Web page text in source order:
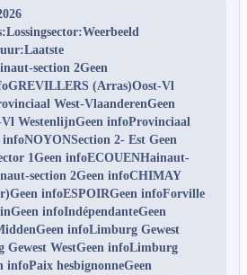
section 2Geen
(Arras)Oost-Vl
West-VlaanderenGeen
WestenlijnGeen infoProvinciaal
2- Est Geen
1Geen infoECOUENHainaut-
section 2Geen infoCHIMAY
infoESPOIRGeen infoForville
infoIndépendanteGeen
infoLimburg Gewest
Gewest WestGeen infoLimburg
infoPaix hesbignonneGeen